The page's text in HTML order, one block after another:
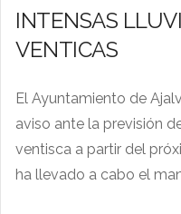
INTENSAS
VENTICAS
El Ayuntamiento de
aviso ante la previsión
ventisca a partir del
ha llevado a cabo el